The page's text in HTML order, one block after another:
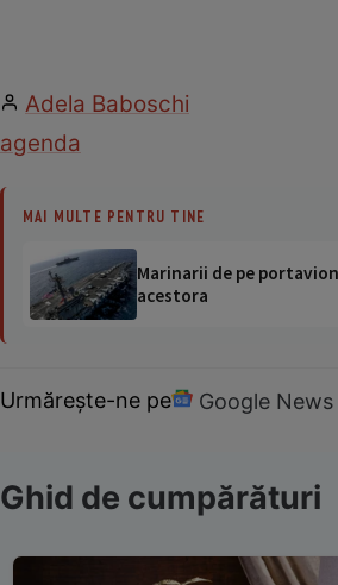
Adela Baboschi
agenda
MAI MULTE PENTRU TINE
Marinarii de pe
acestora
Urmărește-ne pe Google News
Ghid de cumpărături